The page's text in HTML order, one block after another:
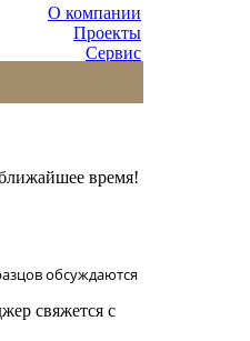
О компании
Проекты
Сервис
время!
обсуждаются
свяжется с